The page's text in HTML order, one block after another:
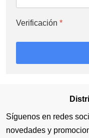
Verificación *
Síguenos en redes
novedades y